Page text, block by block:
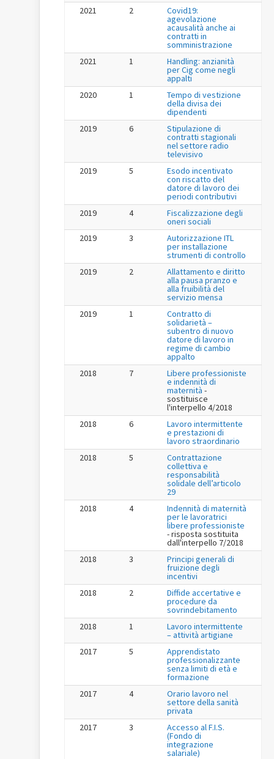
2021
2 Covid19:
agevolazione
acausalità anche ai
contratti in
somministrazione
2021
1 Handling: anzianità
per Cig come negli
appalti
2020
1 Tempo di vestizione
della divisa dei
dipendenti
2019
6 Stipulazione di
contratti stagionali
nel settore radio
televisivo
2019
5 Esodo incentivato
con riscatto del
datore di lavoro dei
periodi contributivi
2019
4 Fiscalizzazione degli
oneri sociali
2019
3 Autorizzazione ITL
per installazione
strumenti di controllo
2019
2 Allattamento e diritto
alla pausa pranzo e
alla fruibilità del
servizio mensa
2019
1 Contratto di
solidarietà –
subentro di nuovo
datore di lavoro in
regime di cambio
appalto
2018
7 Libere professioniste
e indennità di
maternità -
sostituisce
l'interpello 4/2018
2018
6 Lavoro intermittente
e prestazioni di
lavoro straordinario
2018
5 Contrattazione
collettiva e
responsabilità
solidale dell’articolo
29
2018
4 Indennità di maternità
per le lavoratrici
libere professioniste
- risposta sostituita
dall'interpello 7/2018
2018
3 Principi generali di
fruizione degli
incentivi
2018
2 Diffide accertative e
procedure da
sovrindebitamento
2018
1 Lavoro intermittente
– attività artigiane
2017
5 Apprendistato
professionalizzante
senza limiti di età e
formazione
2017
4 Orario lavoro nel
settore della sanità
privata
2017
3 Accesso al F.I.S.
(Fondo di
integrazione
salariale)